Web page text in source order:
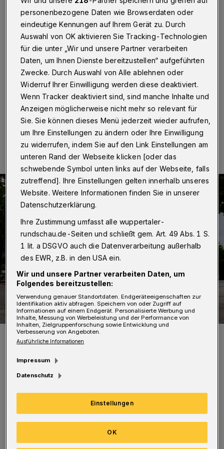
Wuppertal· Am Samstag (25. Juni 2022) findet ab 18
Uhr die erste Oberbarmer Kleinkunst-Nacht statt. Die
Idee dazu stammt von Zauberkünstler Jakob Schmidt-
Russnak: „Lasst uns den Kleinkünstlerinnen und
Kleinkünstler aus dem Stadtteil eine Bühne geben.“ Da
war das Quartierbüro „Vier Zwo Zwo“ natürlich direkt
mit dabei.
22.06.2022 , 11:30 Uhr Eine Minute Lesezeit
Im Eiscafé Barocco am Berliner Platz werden die Künstler am
Samstag (25. Juni 2022) unter anderem zu sehen sein.
A n vier verschiedenen Orten werden am
Samstag, 25. Juni 2022, Künstler aus
personenbezogene Daten wie Browserdaten oder
eindeutige Kennungen auf Ihrem Gerät zu. Durch
Auswahl von OK aktivieren Sie Tracking-Technologien
für die unter „Wir und unsere Partner verarbeiten
Daten, um Ihnen Dienste bereitzustellen“ aufgeführten
Zwecke. Durch Auswahl von Alle ablehnen oder
Widerruf Ihrer Einwilligung werden diese deaktiviert.
Wenn Tracker deaktiviert sind, sind manche Inhalte und
Anzeigen möglicherweise nicht mehr so relevant für
Sie. Sie können dieses Menü jederzeit wieder aufrufen,
um Ihre Einstellungen zu ändern oder Ihre Einwilligung
zu widerrufen, indem Sie auf den Link Einstellungen am
unteren Rand der Webseite klicken [oder das
schwebende Symbol unten links auf der Webseite, falls
zutreffend]. Ihre Einstellungen gelten innerhalb unseres
Website. Weitere Informationen finden Sie in unserer
Datenschutzerklärung.
Ihre Zustimmung umfasst alle wuppertaler-
rundschau.de-Seiten und schließt gem. Art. 49 Abs. 1 S.
1 lit. a DSGVO auch die Datenverarbeitung außerhalb
des EWR, z.B. in den USA ein.
Wir und unsere Partner verarbeiten Daten, um
Folgendes bereitzustellen:
Verwendung genauer Standortdaten. Endgeräteeigenschaften zur
Identifikation aktiv abfragen. Speichern von oder Zugriff auf
Informationen auf einem Endgerät. Personalisierte Werbung und
Inhalte, Messung von Werbeleistung und der Performance von
Inhalten, Zielgruppenforschung sowie Entwicklung und
Verbesserung von Angeboten.
Ausführliche Informationen
Impressum
Datenschutz
Einstellungen
OK